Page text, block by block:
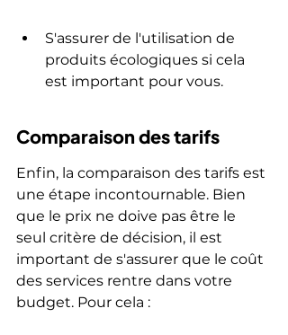
S'assurer de l'utilisation de
produits écologiques si cela
est important pour vous.
Comparaison des tarifs
Enfin, la comparaison des tarifs est
une étape incontournable. Bien
que le prix ne doive pas être le
seul critère de décision, il est
important de s'assurer que le coût
des services rentre dans votre
budget. Pour cela :